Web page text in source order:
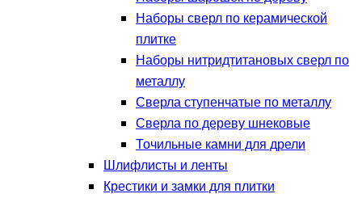
Наборы сверл по керамической
плитке
Наборы нитридтитановых сверл по
металлу
Сверла ступенчатые по металлу
Сверла по дереву шнековые
Точильные камни для дрели
Шлифлисты и ленты
Крестики и замки для плитки